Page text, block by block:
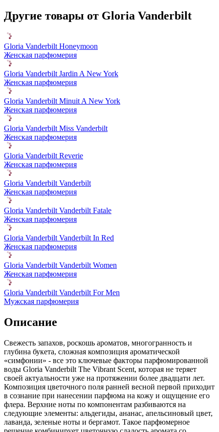
Другие товары от Gloria Vanderbilt
Gloria Vanderbilt Honeymoon
Женская парфюмерия
Gloria Vanderbilt Jardin A New York
Женская парфюмерия
Gloria Vanderbilt Minuit A New York
Женская парфюмерия
Gloria Vanderbilt Miss Vanderbilt
Женская парфюмерия
Gloria Vanderbilt Reverie
Женская парфюмерия
Gloria Vanderbilt Vanderbilt
Женская парфюмерия
Gloria Vanderbilt Vanderbilt Fatale
Женская парфюмерия
Gloria Vanderbilt Vanderbilt In Red
Женская парфюмерия
Gloria Vanderbilt Vanderbilt Women
Женская парфюмерия
Gloria Vanderbilt Vanderbilt For Men
Мужская парфюмерия
Описание
Свежесть запахов, роскошь ароматов, многогранность и
глубина букета, сложная композиция ароматической
«симфонии» - все это ключевые факторы парфюмированной
воды Gloria Vanderbilt The Vibrant Scent, которая не теряет
своей актуальности уже на протяжении более двадцати лет.
Композиция цветочного поля ранней весной первой приходит
в сознание при нанесении парфюма на кожу и ощущение его
флера. Верхние ноты по компонентам разбиваются на
следующие элементы: альдегиды, ананас, апельсиновый цвет,
лаванда, зеленые ноты и бергамот. Такое парфюмерное